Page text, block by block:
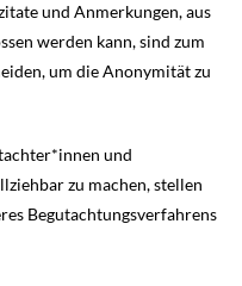
und Anmerkungen, aus
werden kann, sind zum
um die Anonymität zu
und
zu machen, stellen
Begutachtungsverfahrens